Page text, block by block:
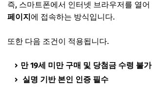
즉, 스마트폰에서 인터넷 브라우저를 열어
페이지에 접속하는 방식입니다.
또한 다음 조건이 적용됩니다.
만 19세 미만 구매 및 당첨금 수령 불가
실명 기반 본인 인증 필수